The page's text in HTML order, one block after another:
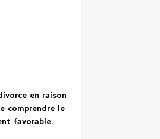
en raison
comprendre le
favorable.